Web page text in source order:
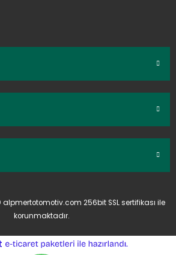
256bit SSL sertifikası ile
korunmaktadır.
ideasoft
e-